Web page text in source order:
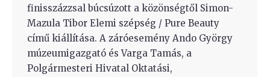
finisszázzsal búcsúzott a közönségtől Simon-
Mazula Tibor Elemi szépség / Pure Beauty
című kiállítása. A záróesemény Ando György
múzeumigazgató és Varga Tamás, a
Polgármesteri Hivatal Oktatási,